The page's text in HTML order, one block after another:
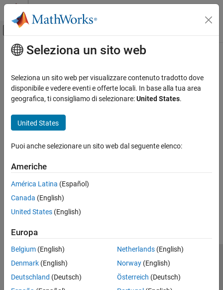
Vai al contenuto
Attiva/disattiva menu di navigazione
Pagina iniziale della documentazione
Contenuto principale
Seleziona un sito web
Seleziona un sito web per visualizzare contenuto tradotto dove
disponibile e vedere eventi e offerte locali. In base alla tua area
geografica, ti consigliamo di selezionare:United States.
United States
Puoi anche selezionare un sito web dal seguente elenco:
Americhe
América Latina (Español)
Canada (English)
United States (English)
Europa
Belgium (English)
Denmark (English)
Deutschland (Deutsch)
Netherlands(English)
Norway(English)
Österreich (Deutsch)
Centro di fiducia
Informativa sulla privacy
Antipirateria
Stato dell'applicazione
Contatti